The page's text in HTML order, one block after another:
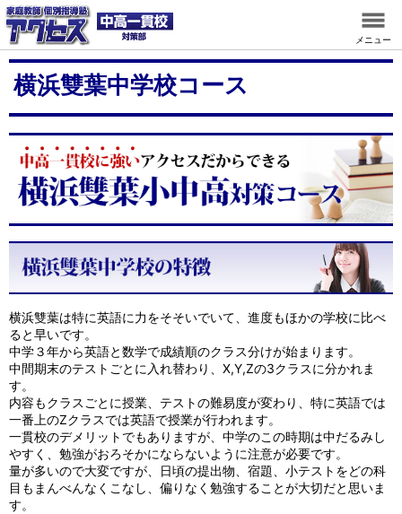
メニュー
横浜雙葉中学校コース
横浜雙葉は特に英語に力をそそいでいて、進度もほかの学校に比べ
ると早いです。
中学３年から英語と数学で成績順のクラス分けが始まります。
中間期末のテストごとに入れ替わり、X,Y,Zの3クラスに分かれま
す。
内容もクラスごとに授業、テストの難易度が変わり、特に英語では
一番上のZクラスでは英語で授業が行われます。
一貫校のデメリットでもありますが、中学のこの時期は中だるみし
やすく、勉強がおろそかにならないように注意が必要です。
量が多いので大変ですが、日頃の提出物、宿題、小テストをどの科
目もまんべんなくこなし、偏りなく勉強することが大切だと思いま
す。